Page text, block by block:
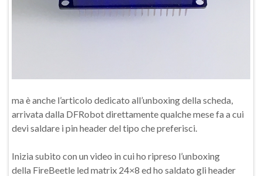
ma è anche l’articolo dedicato all’unboxing della scheda,
arrivata dalla DFRobot direttamente qualche mese fa a cui
devi saldare i pin header del tipo che preferisci.
Inizia subito con un video in cui ho ripreso l’unboxing
della FireBeetle led matrix 24×8 ed ho saldato gli header